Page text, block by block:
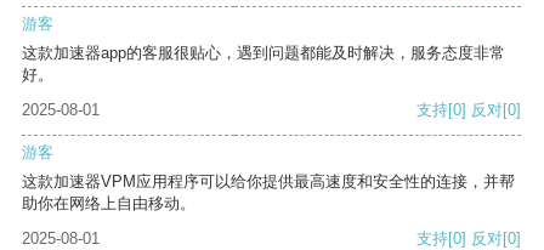
游客
这款加速器app的客服很贴心，遇到问题都能及时解决，服务态度非常
好。
2025-08-01
支持[0] 反对[0]
游客
这款加速器VPM应用程序可以给你提供最高速度和安全性的连接，并帮
助你在网络上自由移动。
2025-08-01
支持[0] 反对[0]